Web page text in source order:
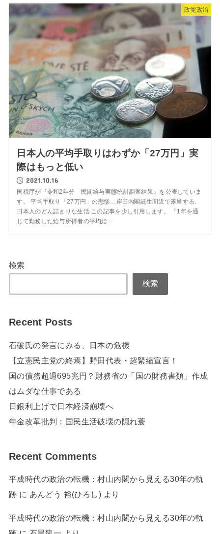
政党政治
日本人の平均手取りはわずか「27万円」実
際はもっと低い
2021.10.16
国税庁が『令和2年分 民間給与実態統計調査結果』を公表していま
す。 平均手取り「27万円」の悲惨…岸田内閣誕生間近で露呈する、
日本人のどん詰まりな生活 この記事を少し引用します。 『1年を通
じて勤務した給与所得者の平均給...
検索
検索
Recent Posts
石破氏の発言にみる、日本の危機
【立憲民主党の終焉】野田代表・超緊縮宣言！
国の債務超過695兆円？財務省の「国の財務書類」作成
はムダな仕事である
日銀利上げで日本経済崩壊へ
年金改革批判：国民生活破壊の隠れ蓑
Recent Comments
平成時代の政治の転機：村山内閣から見える30年の軌
跡 に あんどう 裕(ひろし) より
平成時代の政治の転機：村山内閣から見える30年の軌